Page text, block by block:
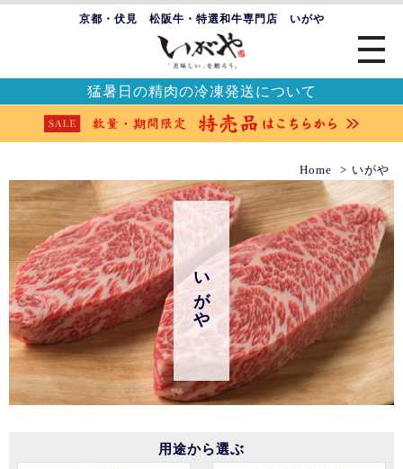
京都・伏見 松阪牛・特選和牛専門店 いがや
猛暑日の精肉の冷凍発送について
Home いがや
いがや
用途から選ぶ